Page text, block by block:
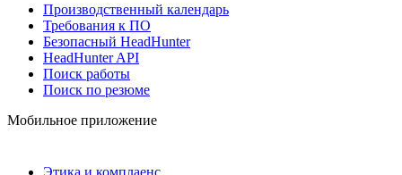
Производственный календарь
Требования к ПО
Безопасный HeadHunter
HeadHunter API
Поиск работы
Поиск по резюме
Мобильное приложение
Этика и комплаенс